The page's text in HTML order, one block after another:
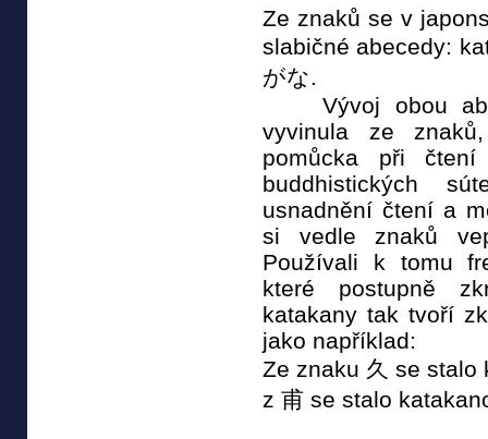
Ze znaků se v
slabičné abecedy:
がな.
Vývoj obou
vyvinula ze
pomůcka při
buddhistických
usnadnění čtení a
si vedle znaků
Používali k tomu
které postupně
katakany tak tvoří
jako například:
Ze znaku 久 se stalo
z 甫 se stalo